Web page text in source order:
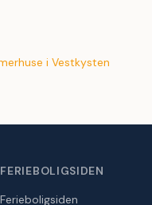
i Vestkysten